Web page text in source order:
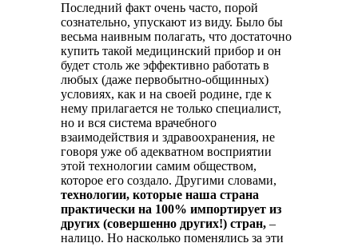
Последний факт очень часто, порой
сознательно, упускают из виду. Было бы
весьма наивным полагать, что достаточно
купить такой медицинский прибор и он
будет столь же эффективно работать в
любых (даже первобытно-общинных)
условиях, как и на своей родине, где к
нему прилагается не только специалист,
но и вся система врачебного
взаимодействия и здравоохранения, не
говоря уже об адекватном восприятии
этой технологии самим обществом,
которое его создало. Другими словами,
технологии, которые наша страна
практически на 100% импортирует из
других (совершенно других!) стран, –
налицо. Но насколько поменялись за эти